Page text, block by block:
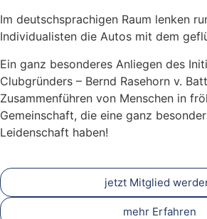
Im deutschsprachigen Raum lenken
Individualisten die Autos mit dem
Ein ganz besonderes Anliegen des
Clubgründers – Bernd Rasehorn v.
Zusammenführen von Menschen in
Gemeinschaft, die eine ganz
Leidenschaft haben!
jetzt Mitglied
mehr Erfahren